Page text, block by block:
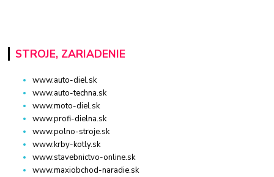
STROJE, ZARIADENIE
www.auto-diel.sk
www.auto-techna.sk
www.moto-diel.sk
www.profi-dielna.sk
www.polno-stroje.sk
www.krby-kotly.sk
www.stavebnictvo-online.sk
www.maxiobchod-naradie.sk